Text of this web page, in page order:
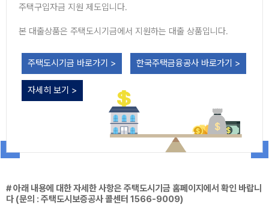
주택구입자금 지원 제도입니다.
본 대출상품은 주택도시기금에서 지원하는 대출 상품입니다.
주택도시기금 바로가기 > 한국주택금융공사 바로가기 >
자세히 보기 >
# 아래 내용에 대한 자세한 사항은 주택도시기금 홈페이지에서 확인 바랍니
다 (문의 : 주택도시보증공사 콜센터 1566-9009)